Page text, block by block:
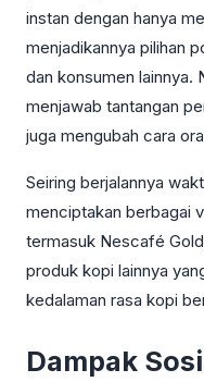
instan dengan hanya
menjadikannya pilihan
dan konsumen lainnya.
menjawab tantangan
juga mengubah cara
Seiring berjalannya
menciptakan berbagai
termasuk Nescafé
produk kopi lainnya
kedalaman rasa kopi
Dampak